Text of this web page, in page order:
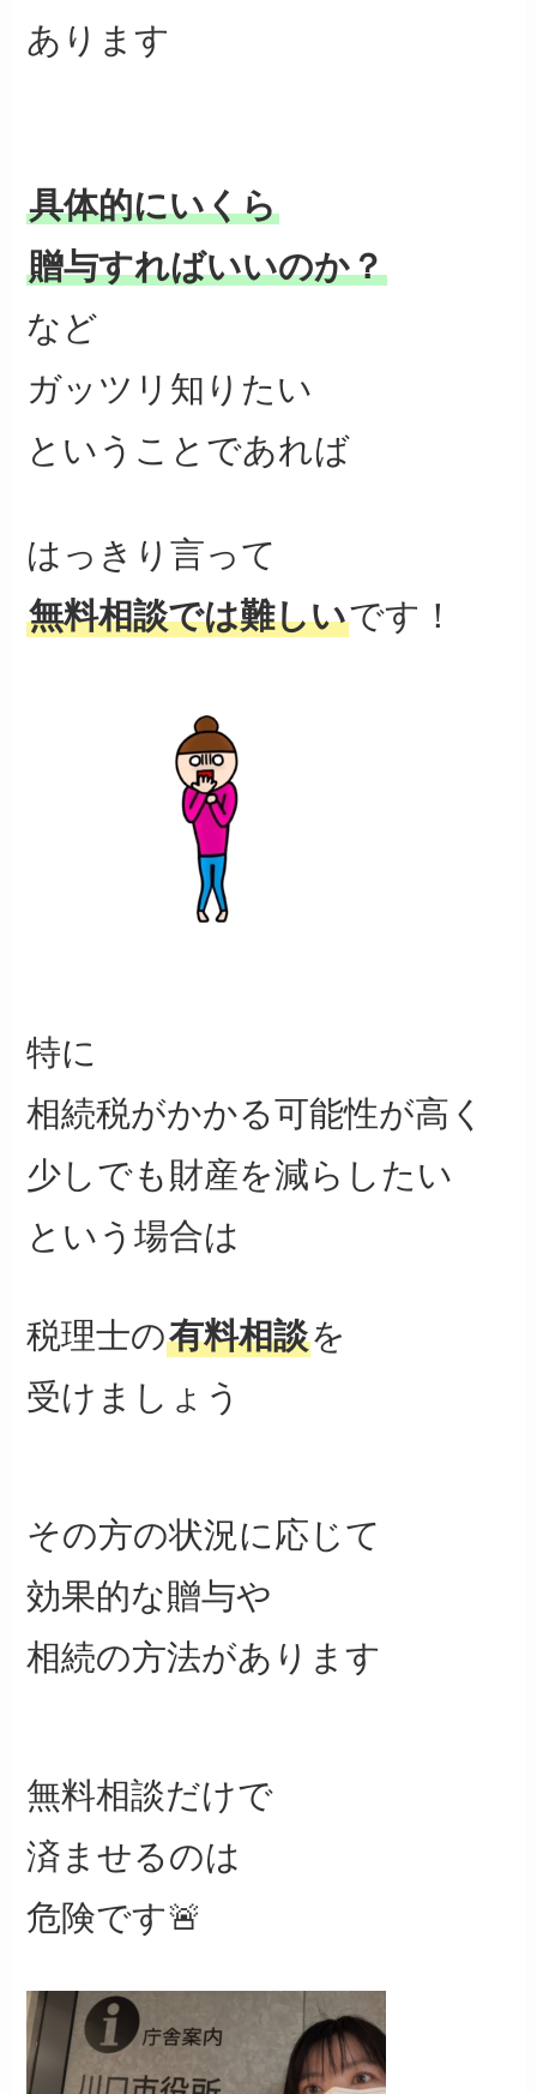
あります
具体的にいくら
贈与すればいいのか？
など
ガッツリ知りたい
ということであれば
はっきり言って
無料相談では難しいです！
特に
相続税がかかる可能性が高く
少しでも財産を減らしたい
という場合は
税理士の有料相談を
受けましょう
その方の状況に応じて
効果的な贈与や
相続の方法があります
無料相談だけで
済ませるのは
危険です🚨